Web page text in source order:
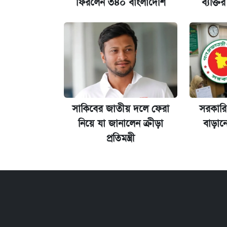
ফিরলেন ৩৪০ বাংলাদেশি
সাকিবের জাতীয় দলে ফেরা
নিয়ে যা জানালেন ক্রীড়া
প্রতিমন্ত্রী